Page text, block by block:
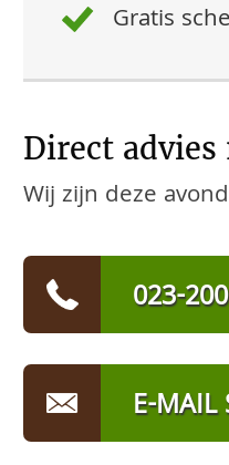
Gratis
Direct advies
Wij zijn deze
023-
E-MAIL